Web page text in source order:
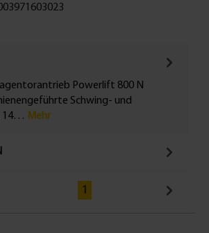
Powerlift 800 N
Schwing- und
14… Mehr
1